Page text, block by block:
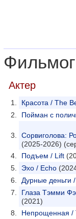
Актер
Красота / The
Пойман с
Сорвиголова:
(2025-2026)
Подъем / Lift
Эхо / Echo
Дурные деньги
Глаза Тэмми
(2021)
Непрощенная /